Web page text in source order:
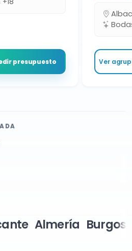
presupuesto
Bodas
Ver
Almería Burgos